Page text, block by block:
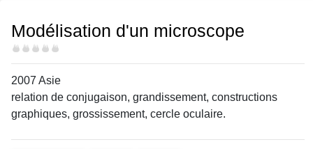
Modélisation d'un microscope
Difficulté
2007 Asie
relation de conjugaison, grandissement, constructions
graphiques, grossissement, cercle oculaire.